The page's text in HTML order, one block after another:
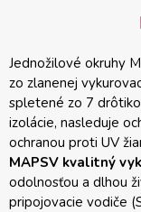
Jednožilové okruhy
zo zlanenej
spletené zo 7
izolácie, nasleduje
ochranou proti UV
MAPSV kvalitný
odolnosťou a dlhou
pripojovacie vodiče